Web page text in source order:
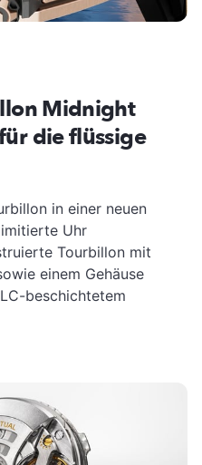
Midnight
die flüssige
in einer neuen
Uhr
Tourbillon mit
einem Gehäuse
beschichtetem